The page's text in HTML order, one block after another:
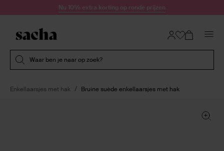
Doorgaan naar artikelNu 10% extra korting op ronde prijzen
Waar ben je naar op zoek?
Enkellaarsjes met hak Bruine suède enkellaarsjes met hak